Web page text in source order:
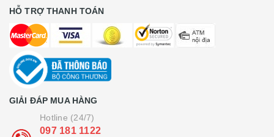
HỖ TRỢ THANH TOÁN
GIẢI ĐÁP MUA HÀNG
Hotline (24/7)
097 181 1122